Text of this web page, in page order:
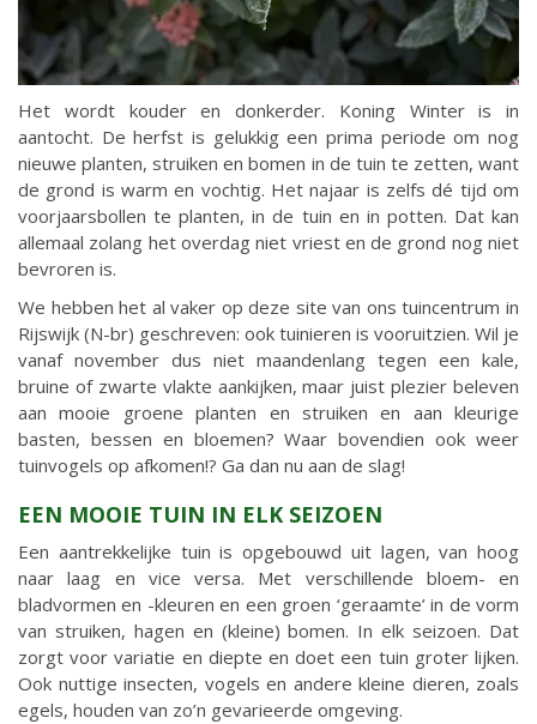
Het wordt kouder en donkerder. Koning Winter is in
aantocht. De herfst is gelukkig een prima periode om nog
nieuwe planten, struiken en bomen in de tuin te zetten, want
de grond is warm en vochtig. Het najaar is zelfs dé tijd om
voorjaarsbollen te planten, in de tuin en in potten. Dat kan
allemaal zolang het overdag niet vriest en de grond nog niet
bevroren is.
We hebben het al vaker op deze site van ons tuincentrum in
Rijswijk (N-br) geschreven: ook tuinieren is vooruitzien. Wil je
vanaf november dus niet maandenlang tegen een kale,
bruine of zwarte vlakte aankijken, maar juist plezier beleven
aan mooie groene planten en struiken en aan kleurige
basten, bessen en bloemen? Waar bovendien ook weer
tuinvogels op afkomen!? Ga dan nu aan de slag!
EEN MOOIE TUIN IN ELK SEIZOEN
Een aantrekkelijke tuin is opgebouwd uit lagen, van hoog
naar laag en vice versa. Met verschillende bloem- en
bladvormen en -kleuren en een groen ‘geraamte’ in de vorm
van struiken, hagen en (kleine) bomen. In elk seizoen. Dat
zorgt voor variatie en diepte en doet een tuin groter lijken.
Ook nuttige insecten, vogels en andere kleine dieren, zoals
egels, houden van zo’n gevarieerde omgeving.